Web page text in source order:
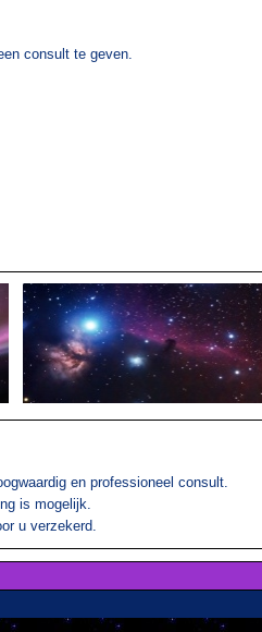
consult te geven.
en professioneel consult.
is mogelijk.
u verzekerd.